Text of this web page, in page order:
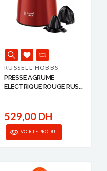
RUSSELL HOBBS
PRESSE AGRUME
ELECTRIQUE ROUGE RUS...
529,00 DH
VOIR LE PRODUIT